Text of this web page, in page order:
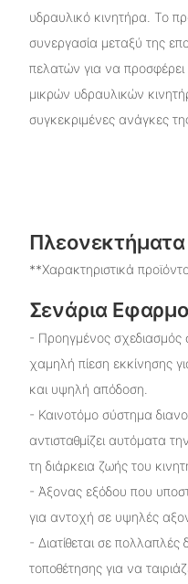
υδραυλικό κινητήρα. Το
συνεργασία μεταξύ της
πελατών για να
μικρών υδραυλικών
συγκεκριμένες ανάγκες
Πλεονεκτήματα
**Χαρακτηριστικά
Σενάρια
- Προηγμένος σχεδιασμός
χαμηλή πίεση εκκίνησης
και υψηλή απόδοση.
- Καινοτόμο σύστημα
αντισταθμίζει αυτόματα
τη διάρκεια ζωής του
- Άξονας εξόδου που
για αντοχή σε υψηλές
- Διατίθεται σε πολλαπλές
τοποθέτησης για να